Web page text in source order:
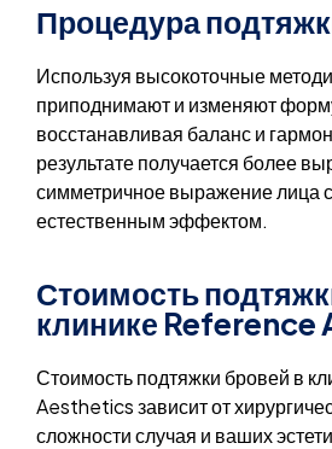
Процедура
Используя высокоточные
приподнимают и изменяют
восстанавливая баланс и
результате получается более
симметричное выражение лица
естественным эффектом.
Стоимость
клинике Reference
Стоимость подтяжки бровей в
Aesthetics зависит от
сложности случая и ваших